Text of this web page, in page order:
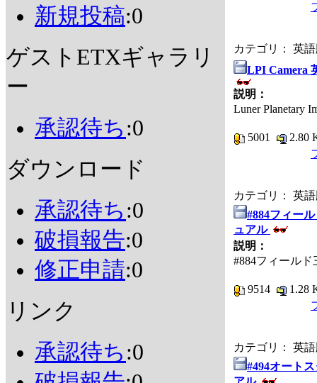
新規投稿:0
ゲストETXギャラリ
ー
承認待ち :0
ダウンロード
承認待ち :0
破損報告:0
修正申請:0
リンク
承認待ち :0
カテゴリ： 英
LPI Camera
説明：
Luner Planetary
5001
2.80
カテゴリ： 英
#884フィー
ュアル
説明：
#884フィール
9514
1.28
カテゴリ： 英
#494オート